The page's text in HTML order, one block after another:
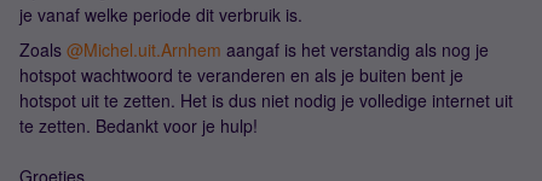
je vanaf welke periode dit verbruik is.
Zoals @Michel.uit.Arnhem aangaf is het verstandig als nog je
hotspot wachtwoord te veranderen en als je buiten bent je
hotspot uit te zetten. Het is dus niet nodig je volledige internet uit
te zetten. Bedankt voor je hulp!
Groetjes,